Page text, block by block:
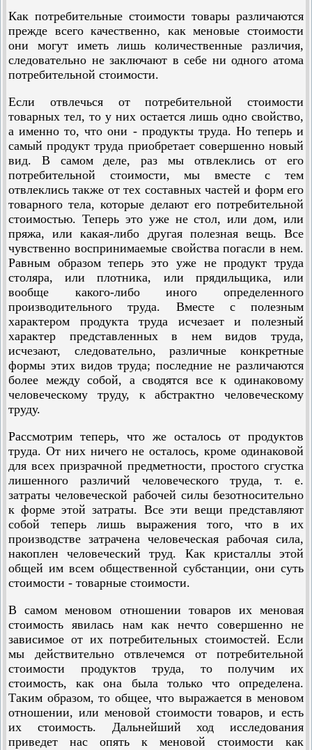
Как потребительные стоимости товары различаются
прежде всего качественно, как меновые стоимости
они могут иметь лишь количественные различия,
следовательно не заключают в себе ни одного атома
потребительной стоимости.
Если отвлечься от потребительной стоимости
товарных тел, то у них остается лишь одно свойство,
а именно то, что они - продукты труда. Но теперь и
самый продукт труда приобретает совершенно новый
вид. В самом деле, раз мы отвлеклись от его
потребительной стоимости, мы вместе с тем
отвлеклись также от тех составных частей и форм его
товарного тела, которые делают его потребительной
стоимостью. Теперь это уже не стол, или дом, или
пряжа, или какая-либо другая полезная вещь. Все
чувственно воспринимаемые свойства погасли в нем.
Равным образом теперь это уже не продукт труда
столяра, или плотника, или прядильщика, или
вообще какого-либо иного определенного
производительного труда. Вместе с полезным
характером продукта труда исчезает и полезный
характер представленных в нем видов труда,
исчезают, следовательно, различные конкретные
формы этих видов труда; последние не различаются
более между собой, а сводятся все к одинаковому
человеческому труду, к абстрактно человеческому
труду.
Рассмотрим теперь, что же осталось от продуктов
труда. От них ничего не осталось, кроме одинаковой
для всех призрачной предметности, простого сгустка
лишенного различий человеческого труда, т. е.
затраты человеческой рабочей силы безотносительно
к форме этой затраты. Все эти вещи представляют
собой теперь лишь выражения того, что в их
производстве затрачена человеческая рабочая сила,
накоплен человеческий труд. Как кристаллы этой
общей им всем общественной субстанции, они суть
стоимости - товарные стоимости.
В самом меновом отношении товаров их меновая
стоимость явилась нам как нечто совершенно не
зависимое от их потребительных стоимостей. Если
мы действительно отвлечемся от потребительной
стоимости продуктов труда, то получим их
стоимость, как она была только что определена.
Таким образом, то общее, что выражается в меновом
отношении, или меновой стоимости товаров, и есть
их стоимость. Дальнейший ход исследования
приведет нас опять к меновой стоимости как